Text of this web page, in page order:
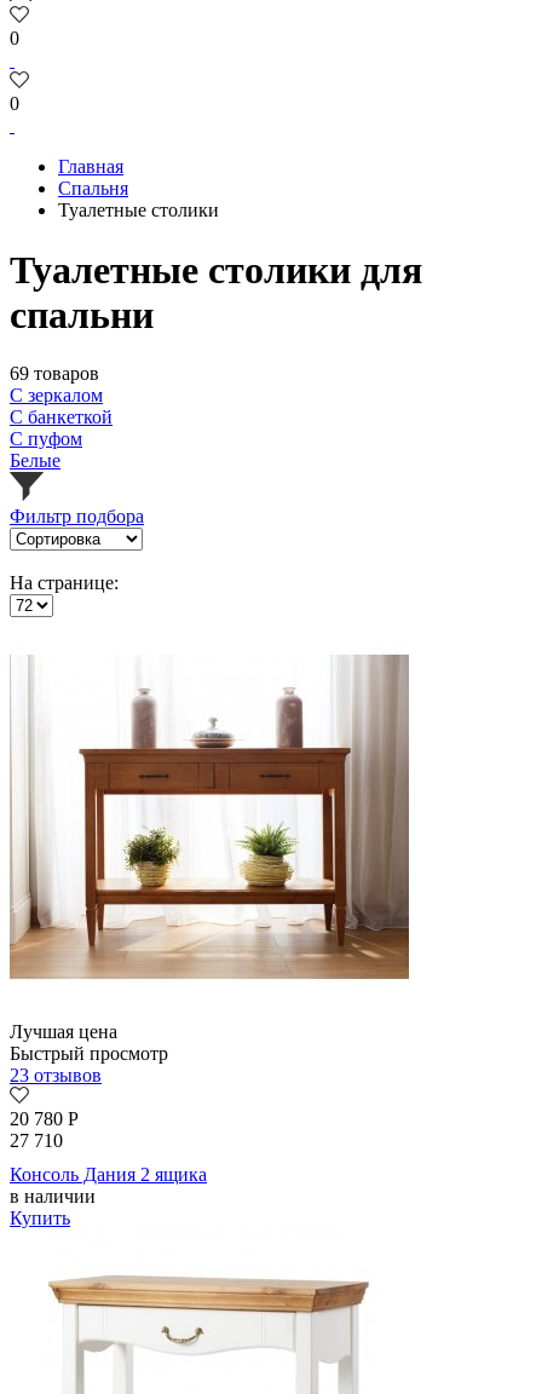
0
0
Главная
Спальня
Туалетные столики
Туалетные столики для
спальни
69 товаров
С зеркалом
С банкеткой
С пуфом
Белые
Фильтр подбора
На странице:
Лучшая цена
Быстрый просмотр
23 отзывов
20 780 Р
27 710
Консоль Дания 2 ящика
в наличии
Купить